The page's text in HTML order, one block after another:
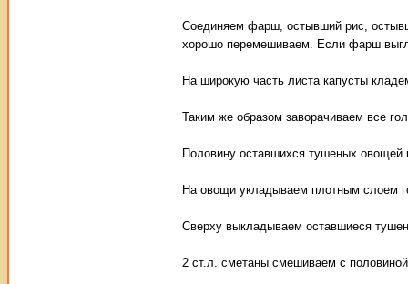
Соединяем фарш, остывший рис,
хорошо перемешиваем. Если фарш
На широкую часть листа капусты
Таким же образом заворачиваем все
Половину оставшихся тушеных
На овощи укладываем плотным слоем
Сверху выкладываем оставшиеся
2 ст.л. сметаны смешиваем с